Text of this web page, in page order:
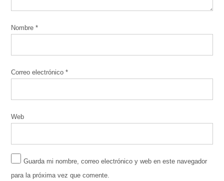
Nombre*
Correo electrónico*
Web
Guarda mi nombre, correo electrónico y web en este navegador
para la próxima vez que comente.